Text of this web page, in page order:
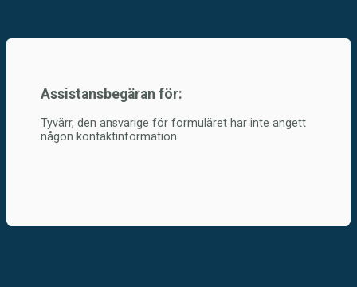
Assistansbegäran för:
Tyvärr, den ansvarige för formuläret har inte angett
någon kontaktinformation.